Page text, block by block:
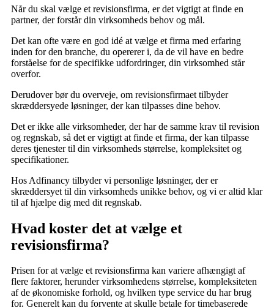
Når du skal vælge et revisionsfirma, er det vigtigt at finde en
partner, der forstår din virksomheds behov og mål.
Det kan ofte være en god idé at vælge et firma med erfaring
inden for den branche, du opererer i, da de vil have en bedre
forståelse for de specifikke udfordringer, din virksomhed står
overfor.
Derudover bør du overveje, om revisionsfirmaet tilbyder
skræddersyede løsninger, der kan tilpasses dine behov.
Det er ikke alle virksomheder, der har de samme krav til revision
og regnskab, så det er vigtigt at finde et firma, der kan tilpasse
deres tjenester til din virksomheds størrelse, kompleksitet og
specifikationer.
Hos Adfinancy tilbyder vi personlige løsninger, der er
skræddersyet til din virksomheds unikke behov, og vi er altid klar
til af hjælpe dig med dit regnskab.
Hvad koster det at vælge et
revisionsfirma?
Prisen for at vælge et revisionsfirma kan variere afhængigt af
flere faktorer, herunder virksomhedens størrelse, kompleksiteten
af de økonomiske forhold, og hvilken type service du har brug
for. Generelt kan du forvente at skulle betale for timebaserede